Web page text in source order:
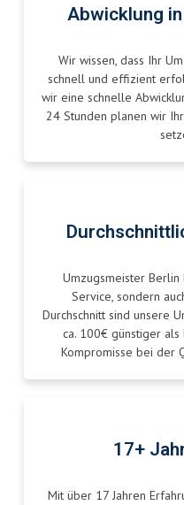
Abwicklung
Wir wissen, dass Ihr
schnell und effizient
wir eine schnelle
24 Stunden planen wir
Umzugsmeister
Service, sondern
Durchschnitt sind unsere
ca. 100€ günstiger
Kompromisse bei der
17+
Mit über 17 Jahren